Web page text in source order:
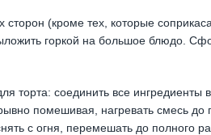
сторон (кроме тех, которые
горкой на большое блюдо.
торта: соединить все
помешивая, нагревать смесь до
с огня, перемешать до полного